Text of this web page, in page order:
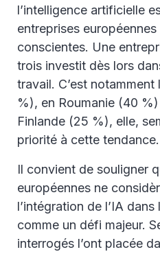
l’intelligence artificielle
entreprises
conscientes. Une
trois investit dès lors
travail. C’est
%), en Roumanie (40
Finlande (25 %), elle,
priorité à cette tendance.
Il convient de souligner
européennes ne
l’intégration de l’IA
comme un défi majeur.
interrogés l’ont placée